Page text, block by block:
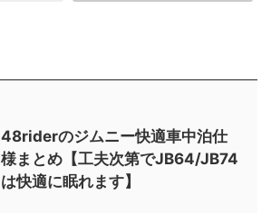
48riderのジムニー快適車中泊仕
様まとめ【工夫次第でJB64/JB74
は快適に眠れます】